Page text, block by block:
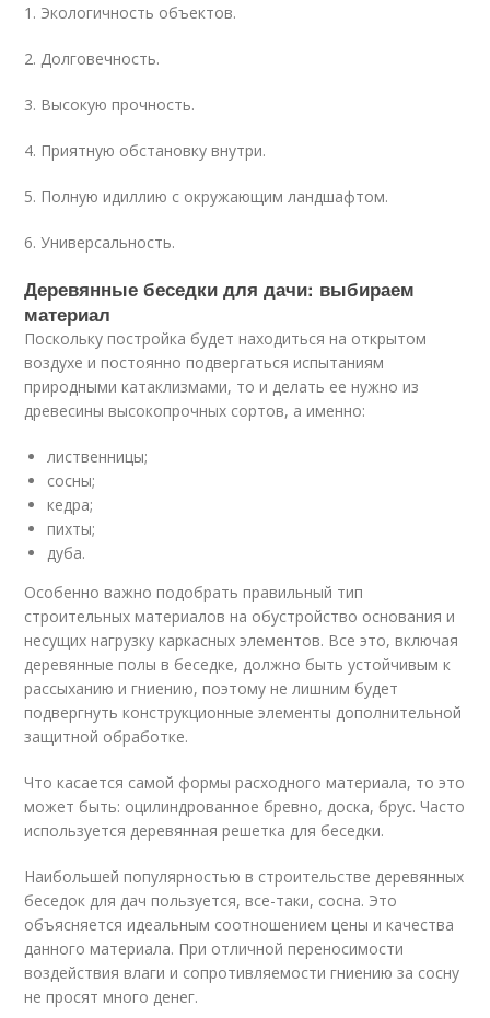
1.​ Экологичность объектов.
2.​ Долговечность.
3.​ Высокую прочность.
4.​ Приятную обстановку внутри.
5.​ Полную идиллию с окружающим ландшафтом.
6.​ Универсальность.
Деревянные беседки для дачи: выбираем
материал
Поскольку постройка будет находиться на открытом
воздухе и постоянно подвергаться испытаниям
природными катаклизмами, то и делать ее нужно из
древесины высокопрочных сортов, а именно:
лиственницы;
сосны;
кедра;
пихты;
дуба.
Особенно важно подобрать правильный тип
строительных материалов на обустройство основания и
несущих нагрузку каркасных элементов. Все это, включая
деревянные полы в беседке, должно быть устойчивым к
рассыханию и гниению, поэтому не лишним будет
подвергнуть конструкционные элементы дополнительной
защитной обработке.
Что касается самой формы расходного материала, то это
может быть: оцилиндрованное бревно, доска, брус. Часто
используется деревянная решетка для беседки.
Наибольшей популярностью в строительстве деревянных
беседок для дач пользуется, все-таки, сосна. Это
объясняется идеальным соотношением цены и качества
данного материала. При отличной переносимости
воздействия влаги и сопротивляемости гниению за сосну
не просят много денег.